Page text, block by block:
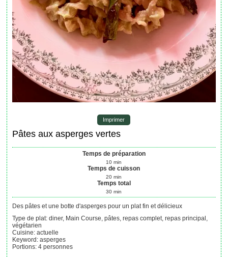
Imprimer
Pâtes aux asperges vertes
Temps de préparation
10 min
Temps de cuisson
20 min
Temps total
30 min
Des pâtes et une botte d'asperges pour un plat fin et délicieux
Type de plat: diner, Main Course, pâtes, repas complet, repas principal,
végétarien
Cuisine: actuelle
Keyword: asperges
Portions:4 personnes